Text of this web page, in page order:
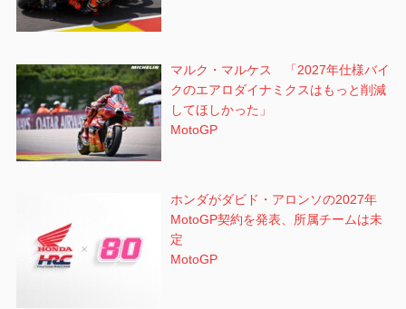
マルク・マルケス 「2027年仕様バイ
クのエアロダイナミクスはもっと削減
してほしかった」
MotoGP
ホンダがダビド・アロンソの2027年
MotoGP契約を発表、所属チームは未
定
MotoGP